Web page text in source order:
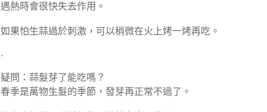
遇熱時會很快失去作用。
如果怕生蒜過於刺激，可以稍微在火上烤一烤再吃。
.
疑問：蒜髮芽了能吃嗎？
春季是萬物生髮的季節，發芽再正常不過了。